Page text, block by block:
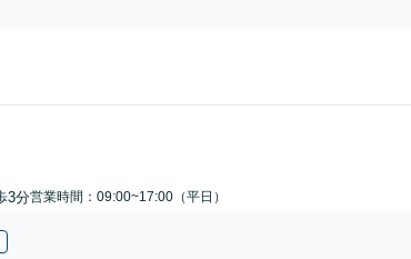
3分営業時間：09:00~17:00（平日）